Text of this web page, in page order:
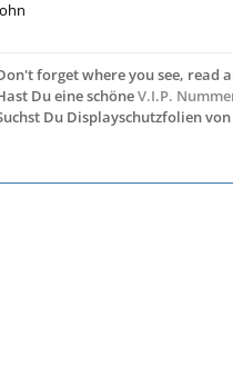
forget where you see, read
Du eine schöneV.I.P.
Du Displayschutzfolien